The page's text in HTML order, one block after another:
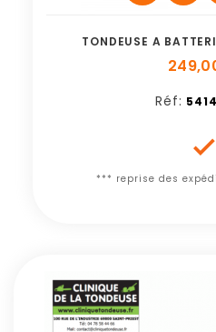
TONDEUSE A
Réf:

*** reprise des